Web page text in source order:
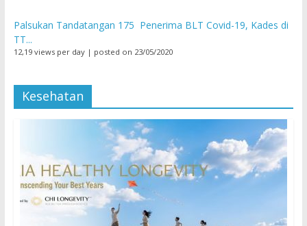
Palsukan Tandatangan 175 Penerima BLT Covid-19, Kades di
TT...
12,19 views per day| posted on 23/05/2020
Kesehatan